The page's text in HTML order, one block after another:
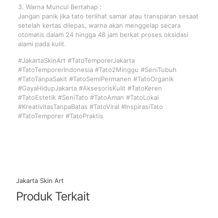
3. Warna Muncul Bertahap :
Jangan panik jika tato terlihat samar atau transparan sesaat
setelah kertas dilepas, warna akan menggelap secara
otomatis dalam 24 hingga 48 jam berkat proses oksidasi
alami pada kulit.
#JakartaSkinArt #TatoTemporerJakarta
#TatoTemporerIndonesia #Tato2Minggu #SeniTubuh
#TatoTanpaSakit #TatoSemiPermanen #TatoOrganik
#GayaHidupJakarta #AksesorisKulit #TatoKeren
#TatoEstetik #SeniTato #TatoAman #TatoLokal
#KreativitasTanpaBatas #TatoViral #InspirasiTato
#TatoTemporer #TatoPraktis
Jakarta Skin Art
Produk Terkait